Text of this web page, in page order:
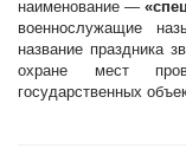
наименование —
военнослужащие
название праздника
охране мест
государственных